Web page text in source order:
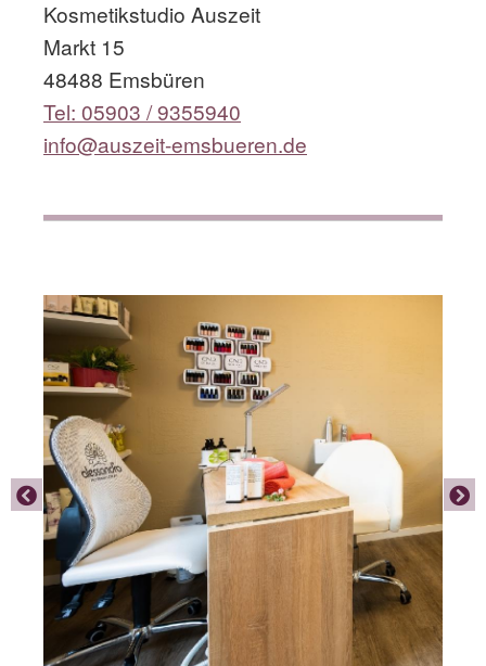
Kosmetikstudio Auszeit
Markt 15
48488 Emsbüren
Tel: 05903 / 9355940
info@auszeit-emsbueren.de